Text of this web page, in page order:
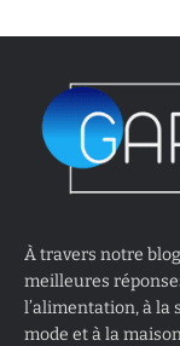
À travers notre
meilleures
l’alimentation, à la
mode et à la